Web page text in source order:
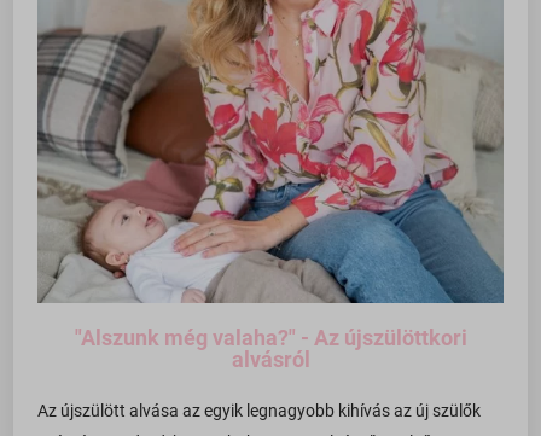
"Alszunk még valaha?" - Az újszülöttkori
alvásról
Az újszülött alvása az egyik legnagyobb kihívás az új szülők